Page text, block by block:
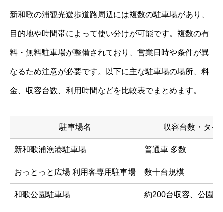
新和歌の浦観光遊歩道路周辺には複数の駐車場があり、
目的地や時間帯によって使い分けが可能です。複数の有
料・無料駐車場が整備されており、営業日時や条件が異
なるため注意が必要です。以下に主な駐車場の場所、料
金、収容台数、利用時間などを比較表でまとめます。
駐車場名 収容台数・タイ
新和歌浦漁港駐車場 普通車 多数
おっとっと広場 利用客専用駐車場 数十台規模
和歌公園駐車場 約200台収容、公園